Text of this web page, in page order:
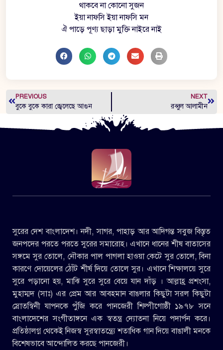
থাকবে না কোনো সুজন
ইয়া নাফসি ইয়া নাফসি মন
ঐ পাড়ে পূণ্য ছাড়া মুক্তি নাইরে নাই
PREVIOUS
বুকে বুকে কারা জ্বেলেছে আগুন
NEXT
রব্বুল আলামীন
সুরের দেশ বাংলাদেশ। নদী, সাগর, পাহাড় আর আদিগন্ত সবুজ বিস্তৃত
জনপদের পরতে পরতে সুরের সমারোহ। এখানে ধানের শীষ বাতাসের
সঙ্গমে সুর তোলে, নৌকার পাল পাগলা হাওয়া কেটে সুর তোলে, বিনা
কারণে দোয়েলের ঠোঁট শীর্ষ দিয়ে তোলে সুর। এখানে শিক্ষালয়ে সুরে
সুরে পড়ানো হয়, মাঝি সুরে সুরে বেয়ে যান দাঁড় । আল্লাহ্র প্রশংসা,
মুহাম্মদ (সাঃ) এর প্রেম আর আবহমান বাঙলার কিছুটা সরল কিছুটা
স্রোতস্বিনী যাপনকে পুঁজি করে পানজেরী শিল্পীগোষ্ঠী ১৯৭৮ সনে
বাংলাদেশের সংগীতাঙ্গনে এক স্বতন্ত্র দ্যোতনা নিয়ে পদার্পন করে।
প্রতিষ্ঠালগ্ন থেকেই নিজস্ব সুরস্বাতন্ত্র্যে শতাধিক গান দিয়ে বাঙালী মনকে
বিশেষভাবে আন্দোলিত করছে পানজেরী।